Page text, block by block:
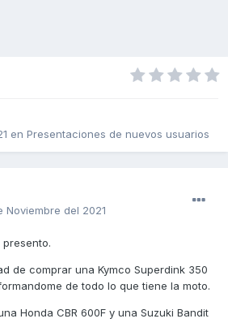
en Presentaciones de nuevos usuarios
Noviembre del 2021
de comprar una Kymco Superdink 350
de todo lo que tiene la moto.
Honda CBR 600F y una Suzuki Bandit